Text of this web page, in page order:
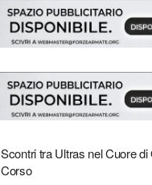
Scontri tra Ultras nel Cuore
Corso